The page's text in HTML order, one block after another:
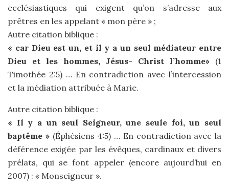
ecclésiastiques qui exigent qu’on s’adresse aux
prêtres en les appelant « mon père » ;
Autre citation biblique :
« car Dieu est un, et il y a un seul médiateur entre
Dieu et les hommes, Jésus- Christ l’homme» (1
Timothée 2:5) … En contradiction avec l’intercession
et la médiation attribuée à Marie.
Autre citation biblique :
« Il y a un seul Seigneur, une seule foi, un seul
baptême »(Éphésiens 4:5) … En contradiction avec la
déférence exigée par les évêques, cardinaux et divers
prélats, qui se font appeler (encore aujourd’hui en
2007) : « Monseigneur ».